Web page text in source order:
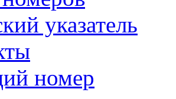
указатель
номер